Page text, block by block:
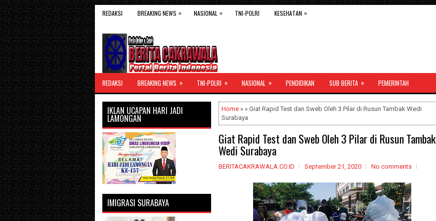
REDAKSI BREAKING NEWS » NASIONAL » TNI-POLRI KESEHATAN »
REDAKSI BREAKING NEWS » TNI-POLRI » NASIONAL » PENDIDIKAN SUB BERITA » PEMERINTAH
Home » » Giat Rapid Test dan Sweb Oleh 3 Pilar di Rusun Tambak Wedi
Surabaya
Giat Rapid Test dan Sweb Oleh 3 Pilar di Rusun Tambak
Wedi Surabaya
BERITACAKRAWALA.CO.ID September 21, 2020 No comments
IKLAN UCAPAN HARI JADI
LAMONGAN
IMIGRASI SURABAYA